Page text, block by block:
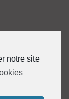
notre site